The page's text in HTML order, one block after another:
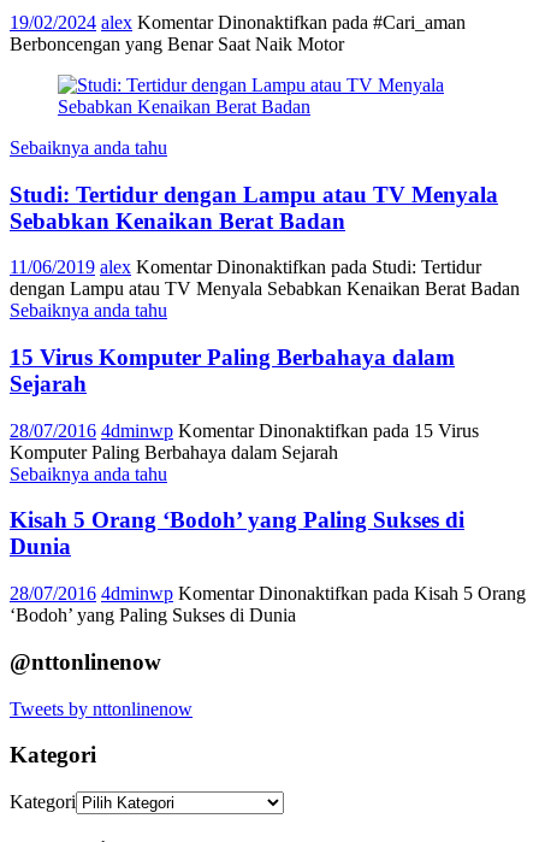
19/02/2024 alex Komentar Dinonaktifkan pada #Cari_aman
Berboncengan yang Benar Saat Naik Motor
Sebaiknya anda tahu
Studi: Tertidur dengan Lampu atau TV Menyala
Sebabkan Kenaikan Berat Badan
11/06/2019 alex Komentar Dinonaktifkan pada Studi: Tertidur
dengan Lampu atau TV Menyala Sebabkan Kenaikan Berat Badan
Sebaiknya anda tahu
15 Virus Komputer Paling Berbahaya dalam
Sejarah
28/07/2016 4dminwp Komentar Dinonaktifkan pada 15 Virus
Komputer Paling Berbahaya dalam Sejarah
Sebaiknya anda tahu
Kisah 5 Orang ‘Bodoh’ yang Paling Sukses di
Dunia
28/07/2016 4dminwp Komentar Dinonaktifkan pada Kisah 5 Orang
‘Bodoh’ yang Paling Sukses di Dunia
@nttonlinenow
Tweets by nttonlinenow
Kategori
Kategori